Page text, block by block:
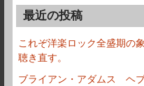
最近の投稿
これぞ洋楽ロック全盛期の
聴き直す。
ブライアン・アダムス ヘ